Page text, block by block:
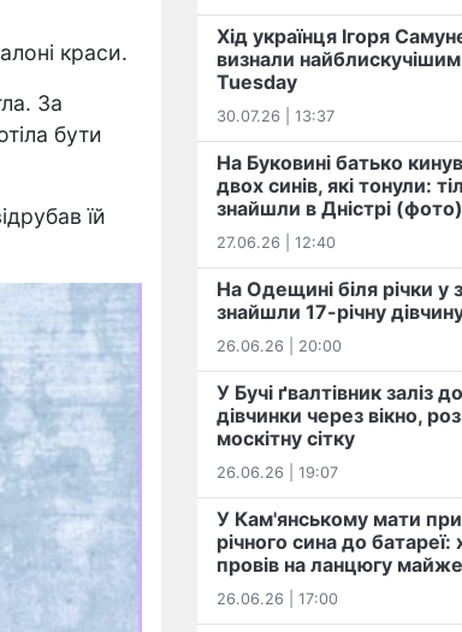
краси.
За
бути
їй
Хід українця Ігоря
визнали
Tuesday
30.07.26 | 13:37
На Буковині батько
двох синів, які тонули:
знайшли в Дністрі (фото)
27.06.26 | 12:40
На Одещині біля річки у
знайшли 17-річну
26.06.26 | 20:00
У Бучі ґвалтівник заліз
дівчинки через вікно,
москітну сітку
26.06.26 | 19:07
У Кам'янському мати
річного сина до батареї:
провів на ланцюгу
26.06.26 | 17:00